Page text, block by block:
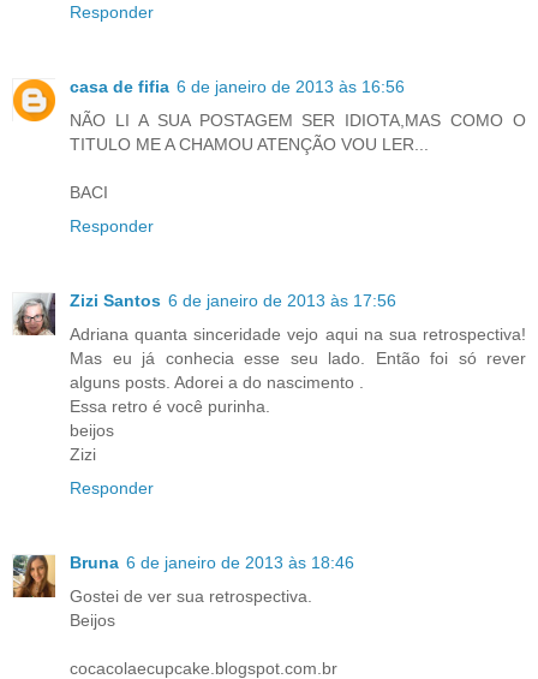
Responder
casa de fifia 6 de janeiro de 2013 às 16:56
NÃO LI A SUA POSTAGEM SER IDIOTA,MAS COMO O
TITULO ME A CHAMOU ATENÇÃO VOU LER...
BACI
Responder
Zizi Santos 6 de janeiro de 2013 às 17:56
Adriana quanta sinceridade vejo aqui na sua retrospectiva!
Mas eu já conhecia esse seu lado. Então foi só rever
alguns posts. Adorei a do nascimento .
Essa retro é você purinha.
beijos
Zizi
Responder
Bruna 6 de janeiro de 2013 às 18:46
Gostei de ver sua retrospectiva.
Beijos
cocacolaecupcake.blogspot.com.br